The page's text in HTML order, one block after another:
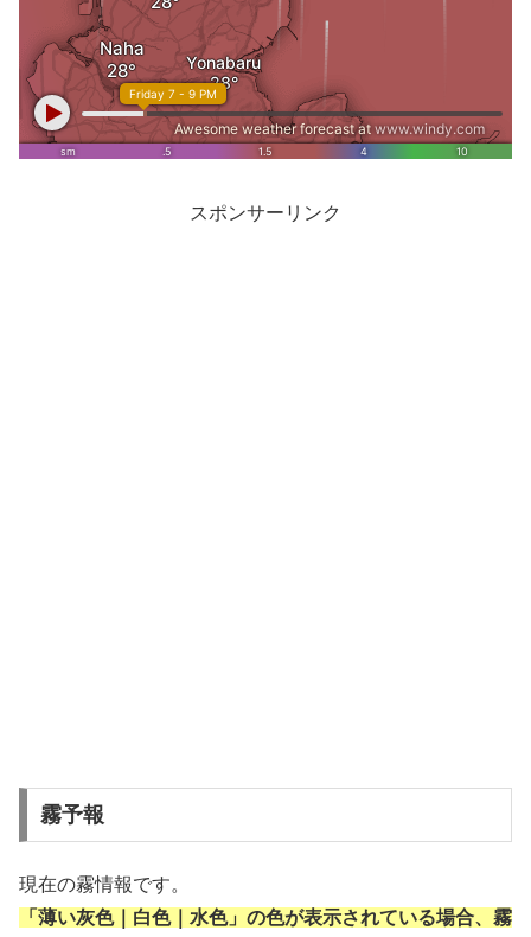
スポンサーリンク
霧予報
現在の霧情報です。
「薄い灰色｜白色｜水色」の色が表示されている場合、霧